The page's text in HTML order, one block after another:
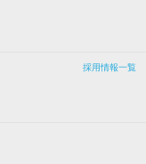
採用情報一覧